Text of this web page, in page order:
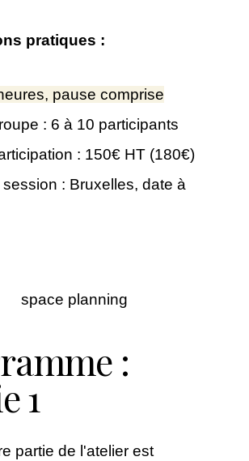
pratiques :
pause comprise
: 6 à 10 participants
: 150€ HT (180€)
: Bruxelles, date à
:
1
partie de l'atelier est